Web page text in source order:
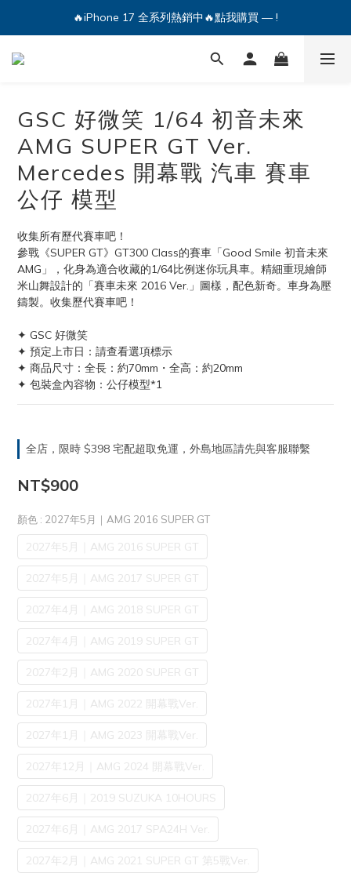
🔥iPhone 17 全系列熱銷中🔥點我購買 — !
🔥iPhone 17 全系列熱銷中🔥點我購買 — !
💕加入Q哥 Line 新好友領優惠券！🎫
GSC 好微笑 1/64 初音未來
AMG SUPER GT Ver.
Mercedes 開幕戰 汽車 賽車
公仔 模型
收集所有歷代賽車吧！
參戰《SUPER GT》GT300 Class的賽車「Good Smile 初音未來
AMG」，化身為適合收藏的1/64比例迷你玩具車。精細重現繪師
米山舞設計的「賽車未來 2016 Ver.」圖樣，配色新奇。車身為壓
鑄製。收集歷代賽車吧！
✦ GSC 好微笑
✦ 預定上市日：請查看選項標示
✦ 商品尺寸：全長：約70mm・全高：約20mm
✦ 包裝盒內容物：公仔模型*1
全店，限時 $398 宅配超取免運，外島地區請先與客服聯繫
NT$900
顏色 : 2027年5月｜AMG 2016 SUPER GT
2027年5月｜AMG 2016 SUPER GT
2027年5月｜AMG 2017 SUPER GT
2027年4月｜AMG 2018 SUPER GT
2027年4月｜AMG 2019 SUPER GT
2027年2月｜AMG 2020 SUPER GT
2027年1月｜AMG 2022 開幕戰Ver.
2027年1月｜AMG 2023 開幕戰Ver.
2027年12月｜AMG 2024 開幕戰Ver.
2027年6月｜2019 SUZUKA 10HOURS
2027年6月｜AMG 2017 SPA24H Ver.
2027年2月｜AMG 2021 SUPER GT 第5戰Ver.